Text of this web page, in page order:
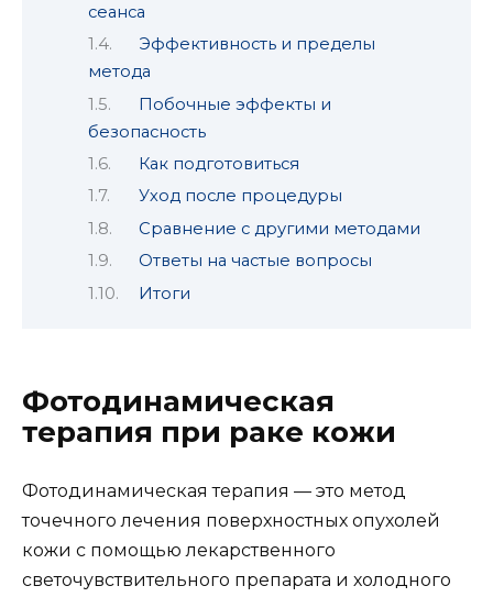
сеанса
Эффективность и пределы
метода
Побочные эффекты и
безопасность
Как подготовиться
Уход после процедуры
Сравнение с другими методами
Ответы на частые вопросы
Итоги
Фотодинамическая
терапия при раке кожи
Фотодинамическая терапия — это метод
точечного лечения поверхностных опухолей
кожи с помощью лекарственного
светочувствительного препарата и холодного